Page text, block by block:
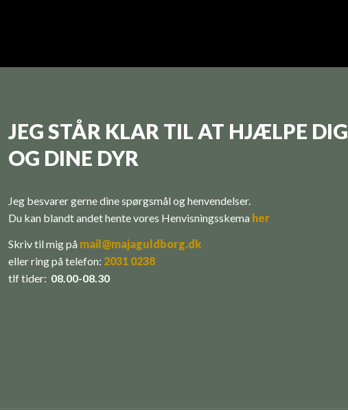
JEG STÅR KLAR TIL AT HJÆLPE DIG
OG DINE DYR
Jeg besvarer gerne dine spørgsmål og henvendelser.
Du kan blandt andet hente vores ​Henvisningsskema her
Skriv til mig på mail@majaguldborg.dk
eller r​ing på telefon: 2031 0238
tlf tider: 08.00-08.30